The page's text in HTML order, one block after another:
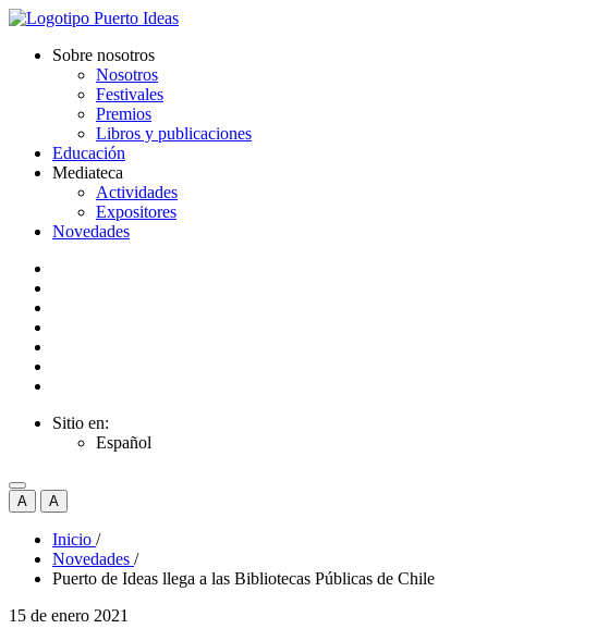
Sobre nosotros
Nosotros
Festivales
Premios
Libros y publicaciones
Educación
Mediateca
Actividades
Expositores
Novedades
Sitio en:
Español
A A
Inicio /
Novedades /
Puerto de Ideas llega a las Bibliotecas Públicas de Chile
15 de enero 2021